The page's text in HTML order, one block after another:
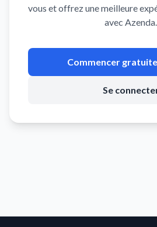
vous et offrez une meilleure
avec Azenda.
Commencer
Se